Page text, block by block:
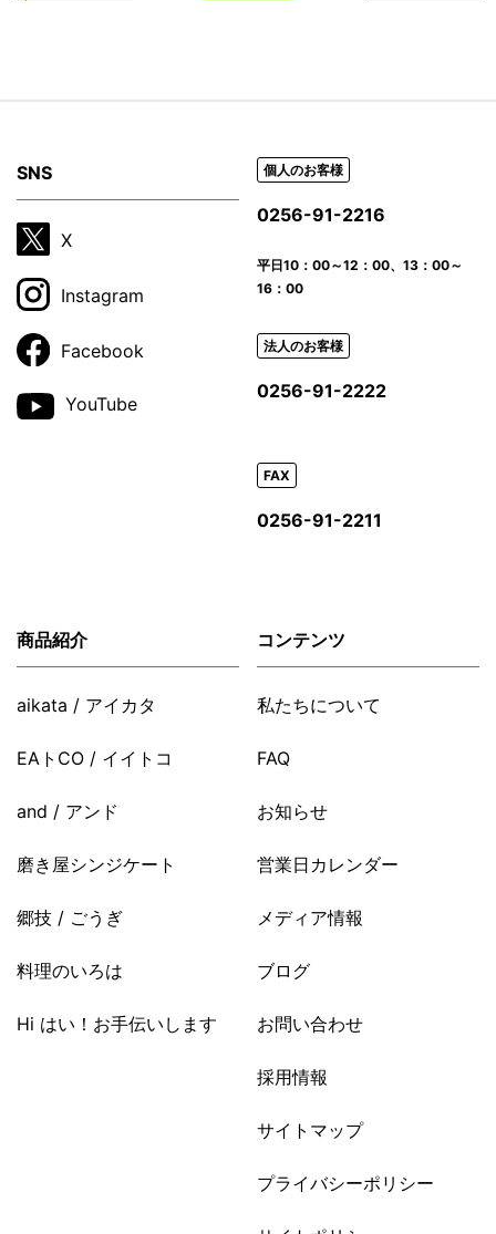
SNS
X
Instagram
Facebook
YouTube
個人のお客様
0256-91-2216
平日10：00～12：00、13：00～
16：00
法人のお客様
0256-91-2222
FAX
0256-91-2211
商品紹介
aikata / アイカタ
EAトCO / イイトコ
and / アンド
磨き屋シンジケート
郷技 / ごうぎ
料理のいろは
Hi はい！お手伝いします
コンテンツ
私たちについて
FAQ
お知らせ
営業日カレンダー
メディア情報
ブログ
お問い合わせ
採用情報
サイトマップ
プライバシーポリシー